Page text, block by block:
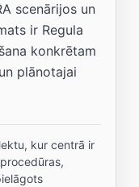
scenārijos un
ir Regula
konkrētam
plānotajai
kur centrā ir